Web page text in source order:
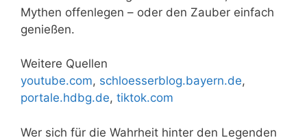
Mythen offenlegen – oder den Zauber einfach
genießen.
Weitere Quellen
youtube.com, schloesserblog.bayern.de,
portale.hdbg.de, tiktok.com
Wer sich für die Wahrheit hinter den Legenden